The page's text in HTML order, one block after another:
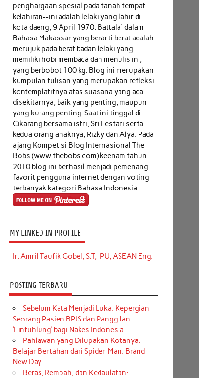
penghargaan spesial pada tanah tempat
kelahiran--ini adalah lelaki yang lahir di
kota daeng, 9 April 1970. Battala' dalam
Bahasa Makassar yang berarti berat adalah
merujuk pada berat badan lelaki yang
memiliki hobi membaca dan menulis ini,
yang berbobot 100 kg. Blog ini merupakan
kumpulan tulisan yang merupakan refleksi
kontemplatifnya atas suasana yang ada
disekitarnya, baik yang penting, maupun
yang kurang penting. Saat ini tinggal di
Cikarang bersama istri, Sri Lestari serta
kedua orang anaknya, Rizky dan Alya. Pada
ajang Kompetisi Blog Internasional The
Bobs (www.thebobs.com) keenam tahun
2010 blog ini berhasil menjadi pemenang
favorit pengguna internet dengan voting
terbanyak kategori Bahasa Indonesia.
MY LINKED IN PROFILE
Ir. Amril Taufik Gobel, S.T, IPU, ASEAN Eng.
POSTING TERBARU
Sebelum Kata Menjadi Luka: Kepergian
Seorang Pasien BPJS dan Panggilan
‘Einfühlung’ bagi Nakes Indonesia
Pahlawan yang Dilupakan Kotanya:
Belajar Bertahan dari Spider-Man: Brand
New Day
Beras, Rempah, dan Kedaulatan: